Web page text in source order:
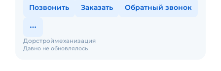
Позвонить Заказать Обратный звонок
Давно не обновлялось
Дорстроймеханизация